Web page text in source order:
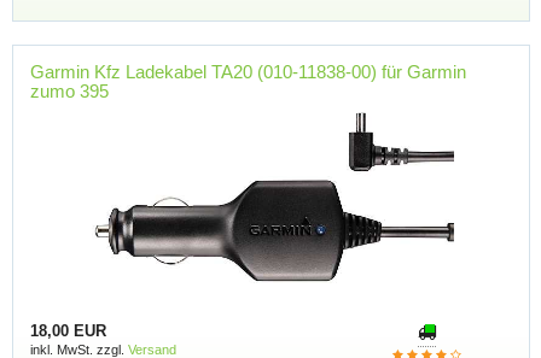
Garmin Kfz Ladekabel TA20 (010-11838-00) für Garmin
zumo 395
18,00 EUR
inkl. MwSt. zzgl. Versand